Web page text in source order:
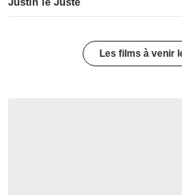
Les films à venir